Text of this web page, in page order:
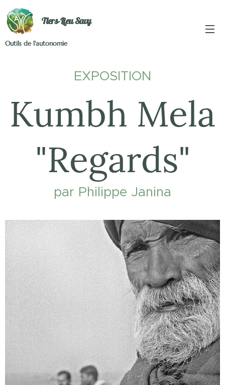
Tiers-Lieu Savy
Outils de l'autonomie
EXPOSITION
Kumbh Mela
"Regards"
par Philippe Janina